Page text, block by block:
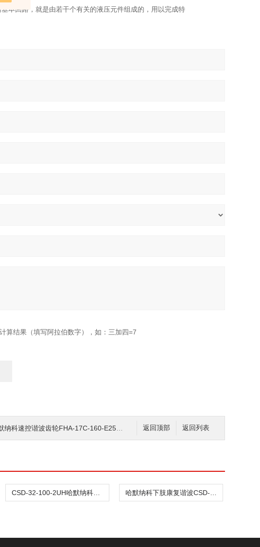
本回路，就是由若干个有关的液压元件组成的，用以完成特
算结果（填写阿拉伯数字），如：三加四=7
返回列表
返回顶部
纳科速控谐波齿轮FHA-17C-160-E250-L